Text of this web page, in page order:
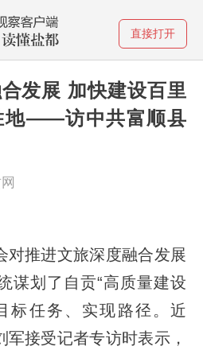
直接打开
发展 加快建设百里
地——访中共富顺县
对推进文旅深度融合发展
谋划了自贡“高质量建设
标任务、实现路径。近
军接受记者专访时表示，